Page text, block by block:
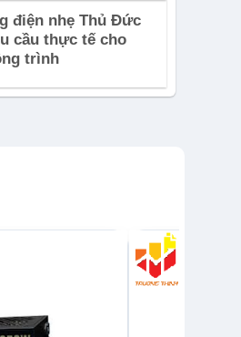
điện nhẹ Thủ Đức
cầu thực tế cho
trình